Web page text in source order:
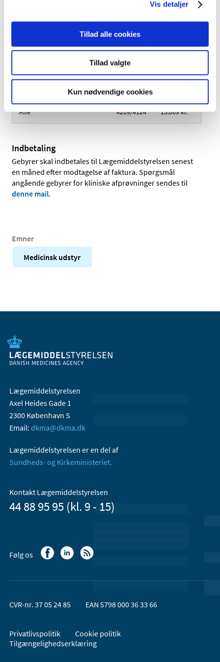
Vis detaljer
Tillad alle cookies
Tillad valgte
Kun nødvendige cookies
det efterfølgende år, anses et nyt år for værende
Varenr. Gebyr2026
Alle 4209/4124 13.069 kr.
Indbetaling
Gebyrer skal indbetales til Lægemiddelstyrelsen senest
en måned efter modtagelse af faktura. Spørgsmål
angående gebyrer for kliniske afprøvninger sendes til
denne mail.
Emner
Medicinsk udstyr
Lægemiddelstyrelsen
Axel Heides Gade 1
2300 København S
Email: dkma@dkma.dk
Lægemiddelstyrelsen er en del af
Sundheds- og Kirkeministeriet.
Kontakt Lægemiddelstyrelsen
44 88 95 95 (kl. 9 - 15)
Følg os
CVR-nr. 37 05 24 85 EAN 5798 000 36 33 66
Privatlivspolitik
Cookie politik
Tilgængelighedserklæring